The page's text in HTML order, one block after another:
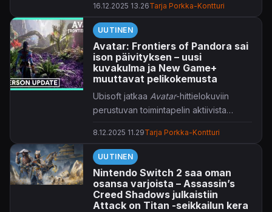
2026.
16.12.2025 13.26Tarja Porkka-Kontturi
UUTINEN
Avatar: Frontiers of Pandora sai
ison päivityksen – uusi
kuvakulma ja New Game+
muuttavat pelikokemusta
Ubisoft jatkaa Avatar-hittielokuviin
perustuvan toimintapelin aktiivista
päivityksen.
8.12.2025 11.29Tarja Porkka-Kontturi
UUTINEN
Nintendo Switch 2 saa oman
osansa varjoista – Assassin’s
Creed Shadows julkaistiin
Attack on Titan -seikkailun kera